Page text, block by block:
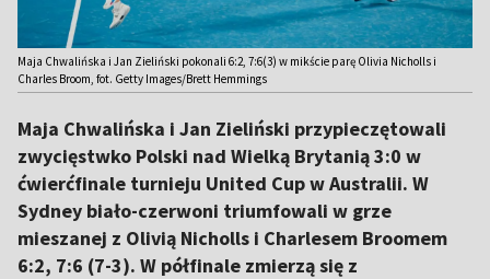
Maja Chwalińska i Jan Zieliński pokonali 6:2, 7:6(3) w mikście parę Olivia Nicholls i
Charles Broom, fot. Getty Images/Brett Hemmings
Maja Chwalińska i Jan Zieliński przypieczętowali
zwycięstwko Polski nad Wielką Brytanią 3:0 w
ćwierćfinale turnieju United Cup w Australii. W
Sydney biało-czerwoni triumfowali w grze
mieszanej z Olivią Nicholls i Charlesem Broomem
6:2, 7:6 (7-3). W półfinale zmierzą się z